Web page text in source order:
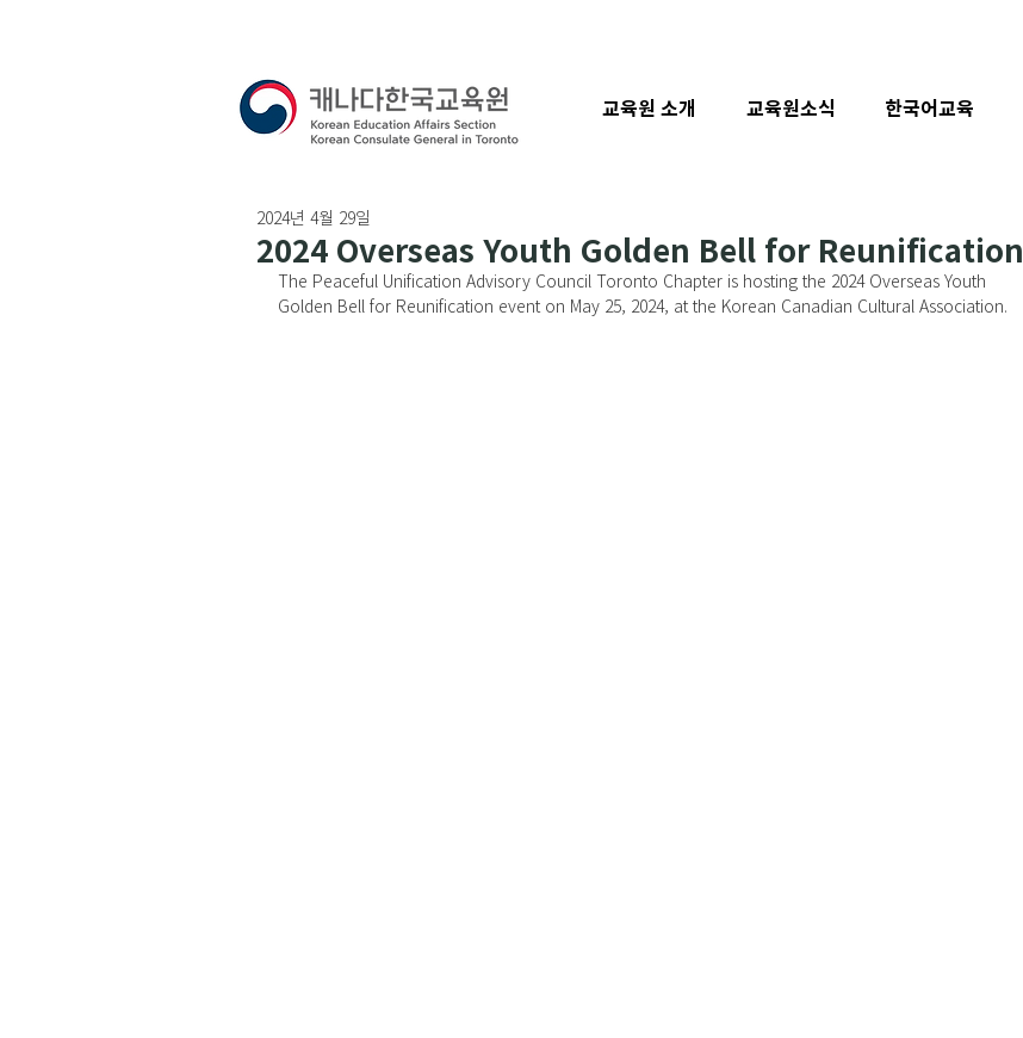
2024 Overseas Youth Golden Bell for Reunification
2024년 4월 29일
The Peaceful Unification Advisory Council Toronto Chapter is hosting the 2024 Overseas Youth
Golden Bell for Reunification event on May 25, 2024, at the Korean Canadian Cultural Association.
교육원 소개 교육원소식 한국어교육